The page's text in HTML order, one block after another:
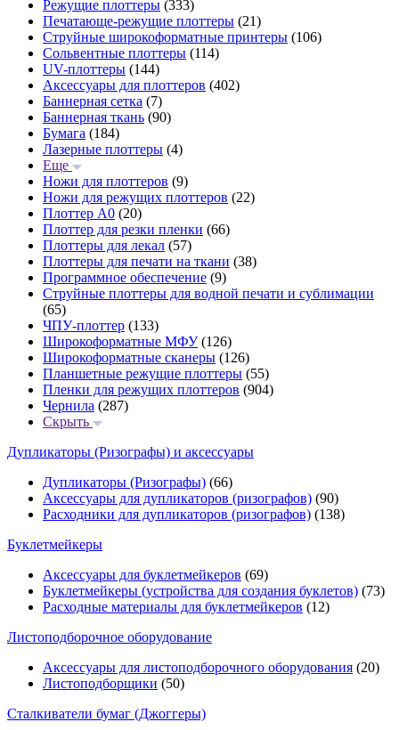
Режущие плоттеры (333)
Печатающе-режущие плоттеры (21)
Струйные широкоформатные принтеры (106)
Сольвентные плоттеры (114)
UV-плоттеры (144)
Аксессуары для плоттеров (402)
Баннерная сетка (7)
Баннерная ткань (90)
Бумага (184)
Лазерные плоттеры (4)
Еще
Ножи для плоттеров (9)
Ножи для режущих плоттеров (22)
Плоттер А0 (20)
Плоттер для резки пленки (66)
Плоттеры для лекал (57)
Плоттеры для печати на ткани (38)
Программное обеспечение (9)
Струйные плоттеры для водной печати и сублимации
(65)
ЧПУ-плоттер (133)
Широкоформатные МФУ(126)
Широкоформатные сканеры (126)
Планшетные режущие плоттеры (55)
Пленки для режущих плоттеров (904)
Чернила (287)
Скрыть
Дупликаторы (Ризографы) и аксессуары
Дупликаторы (Ризографы) (66)
Аксессуары для дупликаторов (ризографов) (90)
Расходники для дупликаторов (ризографов) (138)
Буклетмейкеры
Аксессуары для буклетмейкеров (69)
Буклетмейкеры (устройства для создания буклетов) (73)
Расходные материалы для буклетмейкеров (12)
Листоподборочное оборудование
Аксессуары для листоподборочного оборудования (20)
Листоподборщики (50)
Сталкиватели бумаг (Джоггеры)